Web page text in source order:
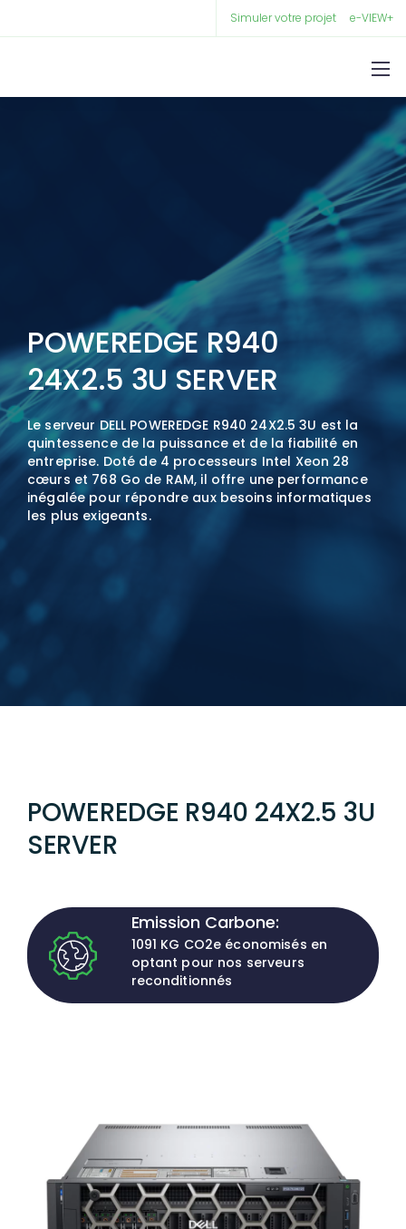
Simuler votre projet e-VIEW+
POWEREDGE R940
24X2.5 3U SERVER
Le serveur DELL POWEREDGE R940 24X2.5 3U est la
quintessence de la puissance et de la fiabilité en
entreprise. Doté de 4 processeurs Intel Xeon 28
cœurs et 768 Go de RAM, il offre une performance
inégalée pour répondre aux besoins informatiques
les plus exigeants.
POWEREDGE R940 24X2.5 3U
SERVER
Emission Carbone:
1091 KG CO2e économisés en
optant pour nos serveurs
reconditionnés